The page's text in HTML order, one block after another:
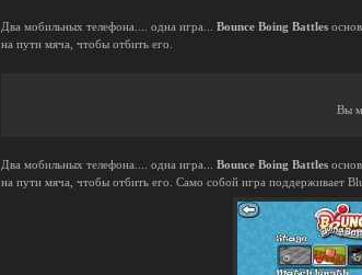
Два мобильных телефона.... одна игра... Bounce Boing Battles
на пути мяча, чтобы отбить его.
Вы
Два мобильных телефона.... одна игра... Bounce Boing Battles
на пути мяча, чтобы отбить его. Само собой игра поддерживает